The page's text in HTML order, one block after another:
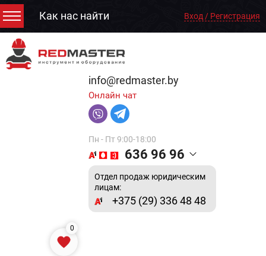
Как нас найти Вход / Регистрация
info@redmaster.by
Онлайн чат
Пн - Пт 9:00-18:00
636 96 96
Отдел продаж юридическим
лицам:
+375 (29) 336 48 48
0